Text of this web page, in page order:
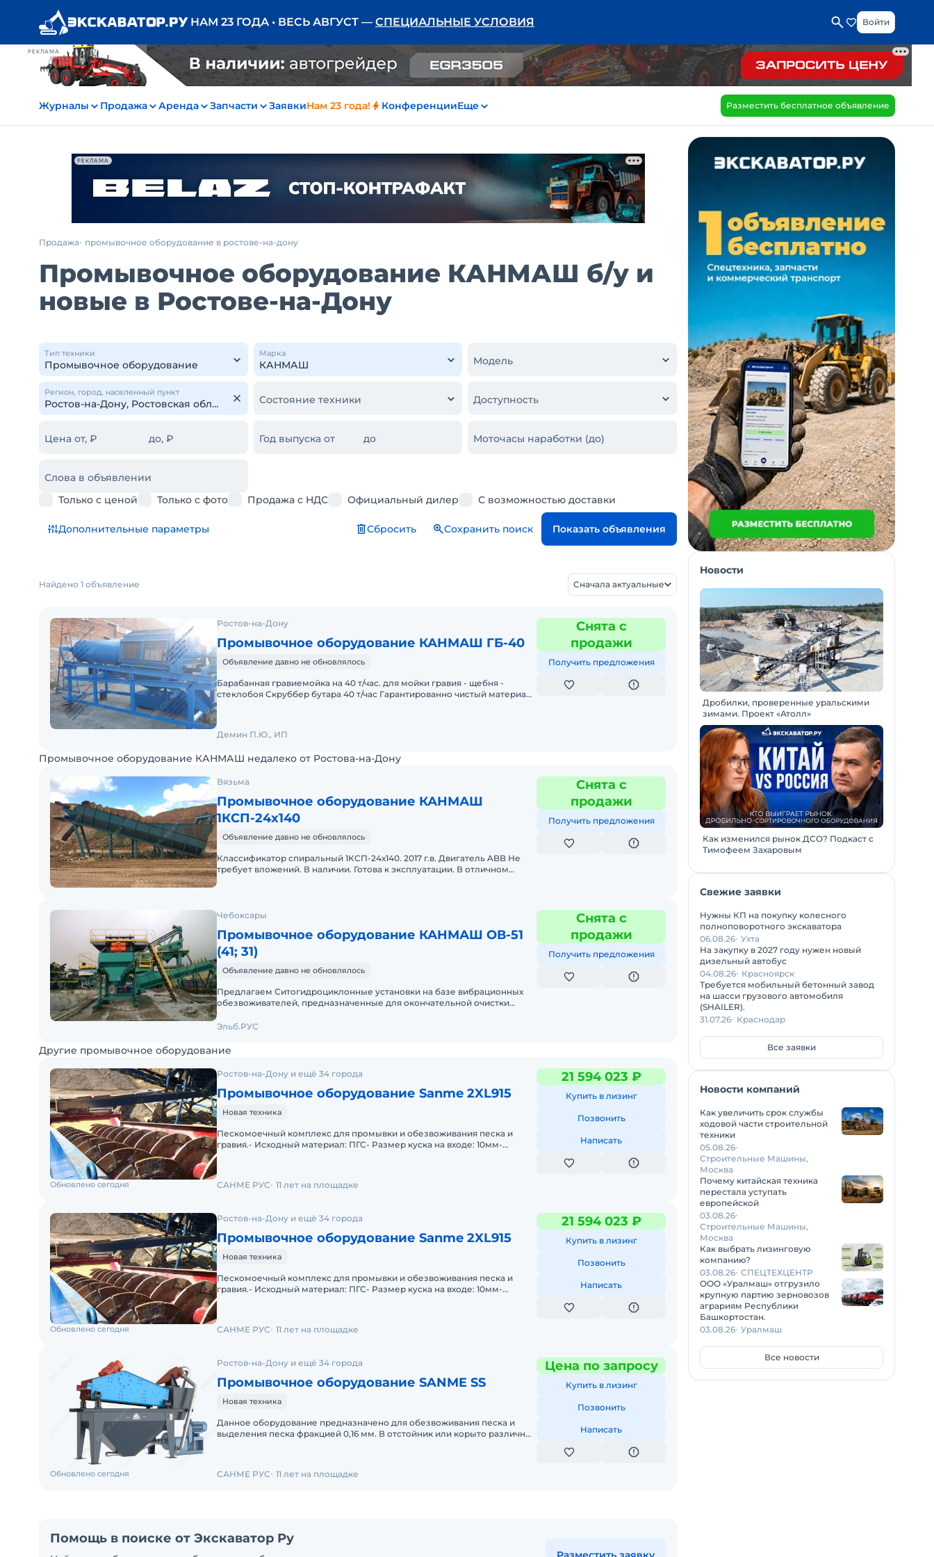
РЕКЛАМА
НАМ 23 ГОДА • ВЕСЬ АВГУСТ — СПЕЦИАЛЬНЫЕ УСЛОВИЯ Войти
Журналы Продажа Аренда Запчасти ЗаявкиНам 23 года! КонференцииЕще Разместить бесплатное объявление
РЕКЛАМА
Продажа промывочное оборудование в ростове-на-дону
Промывочное оборудование КАНМАШ б/у и
новые в Ростове-на-Дону
Тип техники Марка
Модель
Регион, город, населенный пункт
Состояние техники Доступность
Цена от, ₽ до, ₽ Год выпуска от до Моточасы наработки (до)
Слова в объявлении
Только с ценой
Только с фото Продажа с НДС Официальный дилер С возможностью доставки
Дополнительные параметры Сбросить Сохранить поиск Показать объявления
Найдено 1 объявление Сначала актуальные
Ростов-на-Дону
Промывочное оборудование КАНМАШ ГБ-40
Объявление давно не обновлялось
Барабанная гравиемойка на 40 т/час. для мойки гравия - щебня -
стеклобоя Скруббер бутара 40 т/час Гарантированно чистый материал
Снята с
продажи
Получить предложения
Демин П.Ю., ИП
Промывочное оборудование КАНМАШ недалеко от Ростова-на-Дону
Вязьма
Промывочное оборудование КАНМАШ
1КСП-24х140
Объявление давно не обновлялось
Классификатор спиральный 1КСП-24х140. 2017 г.в. Двигатель ABB Не
требует вложений. В наличии. Готова к эксплуатации. В отличном
Снята с
продажи
Получить предложения
Чебоксары
Промывочное оборудование КАНМАШ ОВ-51
(41; 31)
Объявление давно не обновлялось
Предлагаем Ситогидроциклонные установки на базе вибрационных
обезвоживателей, предназначенные для окончательной очистки
Снята с
продажи
Получить предложения
Эльб.РУС
Другие промывочное оборудование
Ростов-на-Дону и ещё 34 города
Промывочное оборудование Sanme 2XL915
Новая техника
Пескомоечный комплекс для промывки и обезвоживания песка и
гравия.- Исходный материал: ПГС- Размер куска на входе: 10мм-
21 594 023 ₽
Купить в лизинг
Позвонить
Написать
Обновлено сегодня САНМЕ РУС 11 лет на площадке
Ростов-на-Дону и ещё 34 города
Промывочное оборудование Sanme 2XL915
Новая техника
Пескомоечный комплекс для промывки и обезвоживания песка и
гравия.- Исходный материал: ПГС- Размер куска на входе: 10мм-
21 594 023 ₽
Купить в лизинг
Позвонить
Написать
Обновлено сегодня САНМЕ РУС 11 лет на площадке
Ростов-на-Дону и ещё 34 города
Промывочное оборудование SANME SS
Новая техника
Данное оборудование предназначено для обезвоживания песка и
выделения песка фракцией 0,16 мм. В отстойник или корыто различных
Цена по запросу
Купить в лизинг
Позвонить
Написать
Обновлено сегодня САНМЕ РУС 11 лет на площадке
Помощь в поиске от Экскаватор Ру
Новости
Дробилки, проверенные уральскими
зимами. Проект «Атолл»
Как изменился рынок ДСО? Подкаст с
Тимофеем Захаровым
Свежие заявки
Нужны КП на покупку колесного
полноповоротного экскаватора
06.08.26 Ухта
На закупку в 2027 году нужен новый
дизельный автобус
04.08.26 Красноярск
Требуется мобильный бетонный завод
на шасси грузового автомобиля
(SHAILER).
31.07.26 Краснодар
Все заявки
Новости компаний
Как увеличить срок службы
ходовой части строительной
техники
05.08.26
Строительные Машины,
Москва
Почему китайская техника
перестала уступать
европейской
03.08.26
Строительные Машины,
Москва
Как выбрать лизинговую
компанию?
03.08.26 СПЕЦТЕХЦЕНТР
ООО «Уралмаш» отгрузило
крупную партию зерновозов
аграриям Республики
Башкортостан.
03.08.26 Уралмаш
Все новости